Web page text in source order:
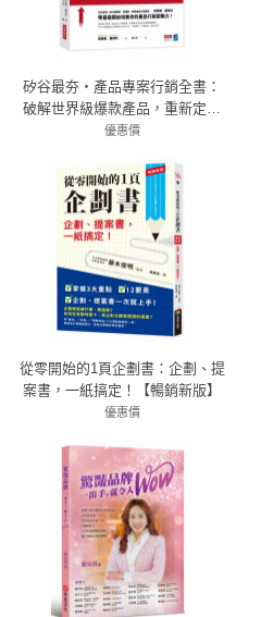
矽谷最夯‧產品專案行銷全書：
破解世界級爆款產品，重新定義
產品行銷力
優惠價
從零開始的1頁企劃書：企劃、提
案書，一紙搞定！【暢銷新版】
優惠價